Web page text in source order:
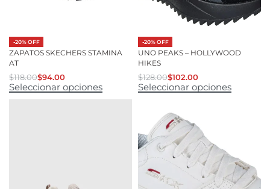
-20% OFF
ZAPATOS SKECHERS STAMINA
AT
$118.00$94.00
Seleccionar opciones
-20% OFF
UNO PEAKS – HOLLYWOOD
HIKES
$128.00$102.00
Seleccionar opciones